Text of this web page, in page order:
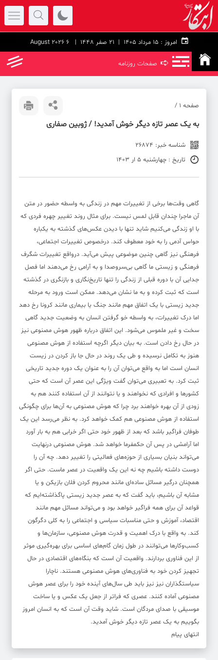
امروز : 21 صفر 1448 | 6 August 2026
➪ صفحات روزنامه
صفحه ۱ /
به یک عصر تازه دیگر خوش آمدید! / ژوبین صفاری
شناسه خبر: 26874
تاریخ : چهارشنبه 5 ار 1403
گاهی وقت‌ها برخی از تغییرات مهم در زندگی به واسطه حضور در متن
آن ماجرا چندان قابل لمس نیست. برای مثال روند تغییر چهره فردی که
با او زندگی می‌کنیم شاید تنها با دیدن عکس‌های گذشته به یکباره
حواس آدمی را به خود معطوف کند. درخصوص تغییرات اجتماعی،
فرهنگی نیز گاهی چنین موضوعی پیش می‌آید. درواقع تغییرات شگرف
فرهنگی و زیستی ما گاهی بی‌سروصدا و به آرامی رخ می‌دهند اما فصل
جدایی آن با دوره قبلی از زندگی را تنها تاریخ‌نگاری و بازنگری در گذشته
است که ثبت کرده و به ما نشان می‌دهد. ممکن است ورود به مرحله
جدید زیستی با یک اتفاق مهم مانند جنگ یا بیماری مانند کرونا رخ دهد
اما درک تغییرات، به واسطه خو گرفتن انسان به وضعیت جدید گاهی
سخت و غیر ملموس می‌شود. این اتفاق درباره ظهور هوش مصنوعی نیز
در حال رخ دادن است. به بیان دیگر اگرچه استفاده از هوش مصنوعی
هنوز به تکامل نرسیده و طی یک روند در حال جا باز کردن در زیست
انسان است اما به واقع می‌توان آن را به عنوان یک دوره جدید تاریخی
ثبت کرد. به تعبیری می‌توان گفت ویژگی این عصر آن است که حتی
کشورها و افرادی که نخواهند و یا نتوانند از آن استفاده کنند هم به
زودی از آن بهره خواهند برد چرا که هوش مصنوعی به آن‌ها برای چگونگی
استفاده از هوش مصنوعی هم کمک خواهد کرد. به نظر می‌رسد این یک
طوفان فراگیر باشد که بعد از ظهور خود حتی اگر خرابی هم به بار آورد
اما آرامشی در پس آن حکمفرما خواهد شد. هوش مصنوعی درنهایت
می‌تواند بنیان‌ بسیاری از حوزه‌های فعالیتی را تغییر دهد. چه آن را
دوست داشته باشیم چه نه این یک واقعیت در عصر ماست. حتی اگر
همچنان درگیر مسائل ساده‌ای مانند محروم کردن فلان بازیکن و یا
مشابه آن باشیم، باید گفت که به عصر جدید زیستی پا‌گذاشته‌ایم که
قواعد آن برای همه فراگیر خواهد بود و می‌تواند مسائل مهم مانند
اقتصاد، آموزش و حتی مناسبات سیاسی و اجتماعی را به کلی دگرگون
کند. به واقع با درک اهمیت و قدرت هوش مصنوعی، سازمان‌ها و
کسب‌وکارها می‌توانند در طول زمان گام‌های اساسی برای بهره‌گیری موثر
از این فناوری بردارند. واقعیت آن است که بنگاه‌های اقتصادی در حال
تجهیز کردن خود به فناوری‌های هوش مصنوعی هستند. ناچارا
سیاستگذاران نیز نیز باید طی سال‌های آینده خود را برای عصر هوش
مصنوعی آماده کنند. عصری که فراتر از جعل یک عکس و یا ساخت
موسیقی با صدای مردگان است. شاید وقت آن است که به انسان امروز
بگوییم به یک عصر تازه دیگر خوش آمدید.
انتهای پیام